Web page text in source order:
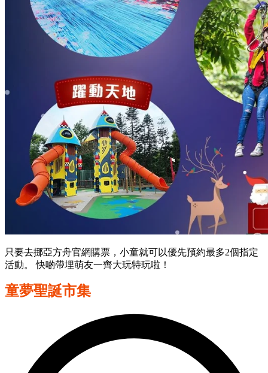
只要去挪亞方舟官網購票，小童就可以優先預約最多2個指定
活動。 快啲帶埋萌友一齊大玩特玩啦！
童夢聖誕市集